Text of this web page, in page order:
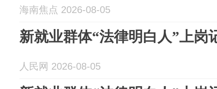
海南焦点 2026-08-05
新就业群体“法律明白人”上岗
人民网 2026-08-05